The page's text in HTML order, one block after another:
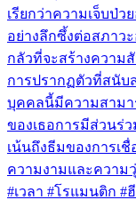
เรียกว่าความเจ็บป่
อย่างลึกซึ้งต่อสภาว
กลัวที่จะสร้างความ
การปรากฏตัวที่สนับ
บุคคลนี้มีความสามา
ของเธอการมีส่วนร่
เน้นถึงธีมของการเ
ความงามและความ
#เวลา #โรแมนติก #